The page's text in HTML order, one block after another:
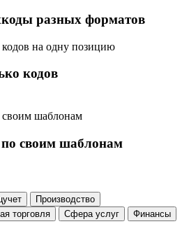
разных форматов
кодов
по своим шаблонам
Производство
торговля Сфера услуг Финансы